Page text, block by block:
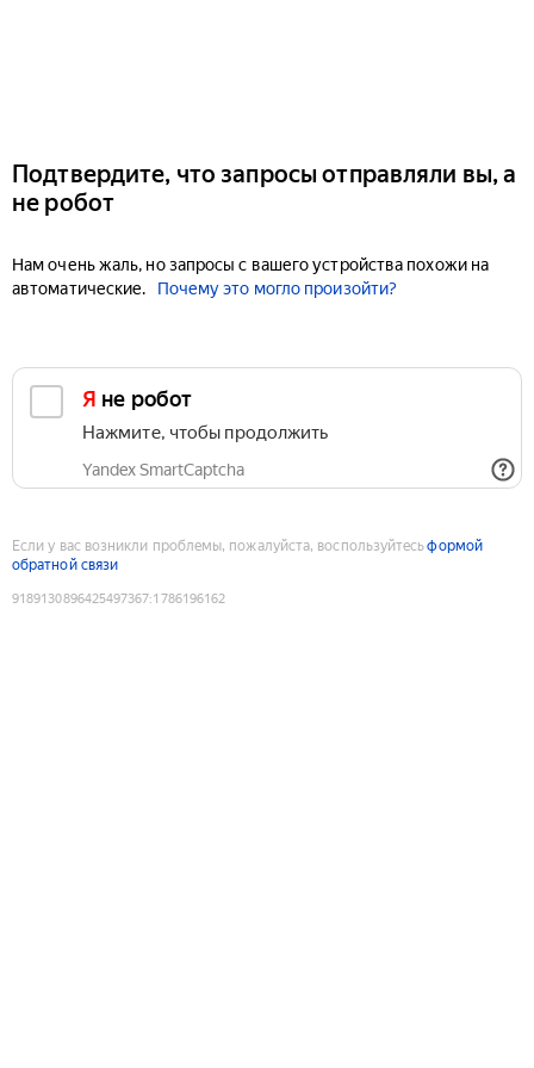
Подтвердите, что запросы отправляли вы, а
не робот
Нам очень жаль, но запросы с вашего устройства похожи на
автоматические.
Почему это могло произойти?
Я не робот
Нажмите, чтобы продолжить
Yandex SmartCaptcha
Если у вас возникли проблемы, пожалуйста, воспользуйтесьформой
обратной связи
9189130896425497367:1786196162